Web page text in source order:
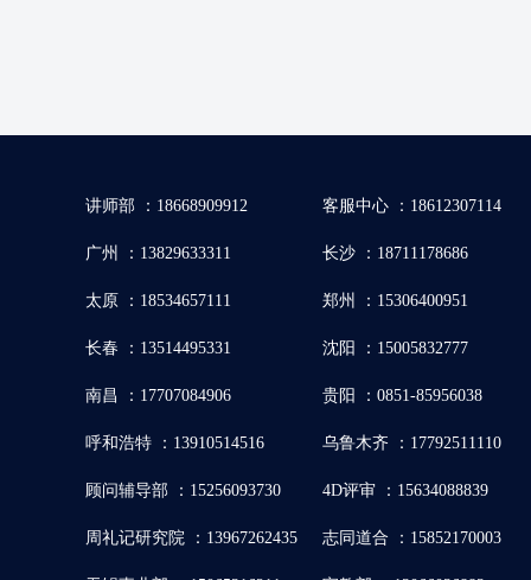
讲师部 ：18668909912 客服中心 ：18612307114
广州 ：13829633311 长沙 ：18711178686
太原 ：18534657111 郑州 ：15306400951
长春 ：13514495331 沈阳 ：15005832777
南昌 ：17707084906 贵阳 ：0851-85956038
呼和浩特 ：13910514516 乌鲁木齐 ：17792511110
顾问辅导部 ：15256093730 4D评审 ：15634088839
周礼记研究院 ：13967262435 志同道合 ：15852170003